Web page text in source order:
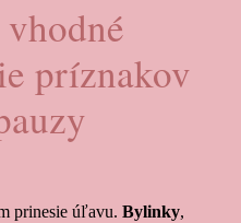
príznakov
prinesie úľavu.Bylinky,